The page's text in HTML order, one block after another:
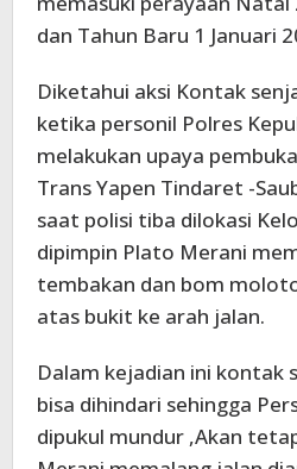
dan Tahun Baru 1 Januari
Diketahui aksi Kontak
ketika personil Polres
melakukan upaya
Trans Yapen Tindaret -
saat polisi tiba dilokasi
dipimpin Plato Merani
tembakan dan bom
atas bukit ke arah jalan.
Dalam kejadian ini kontak
bisa dihindari sehingga
dipukul mundur ,Akan